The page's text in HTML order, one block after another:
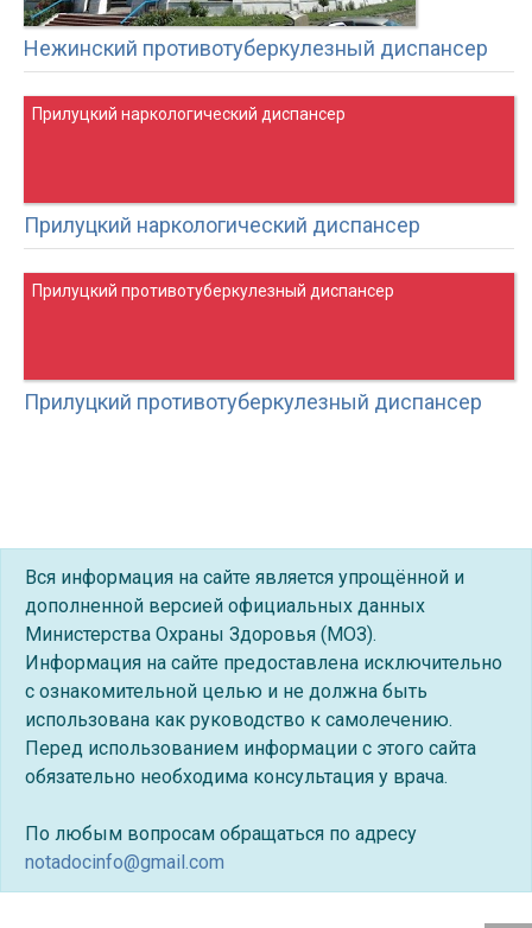
Нежинский противотуберкулезный диспансер
Прилуцкий наркологический диспансер
Прилуцкий наркологический диспансер
Прилуцкий противотуберкулезный диспансер
Прилуцкий противотуберкулезный диспансер
Вся информация на сайте является упрощённой и
дополненной версией официальных данных
Министерства Охраны Здоровья (МОЗ).
Информация на сайте предоставлена исключительно
с ознакомительной целью и не должна быть
использована как руководство к самолечению.
Перед использованием информации с этого сайта
обязательно необходима консультация у врача.
По любым вопросам обращаться по адресу
notadocinfo@gmail.com